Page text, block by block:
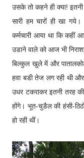
उसके तो कहने ही क्या!
सारी हम चारों ही खा
कर्मचारी आया था कि कहीं
उडाने वाले को आज भी
बिल्कुल खुले में और
हवा बडी तेज लग रही थी
उधर टकराकर इतनी तरह
होंगे। भूत-चुडैल की हंसी-
हो रही थीं।